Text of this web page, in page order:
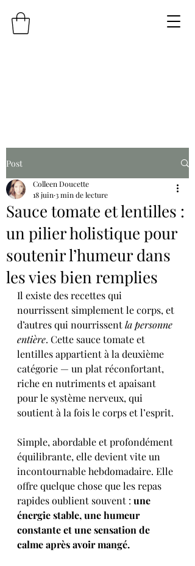
Post
Sauce tomate et lentilles :
un pilier holistique pour
soutenir l’humeur dans
les vies bien remplies
Colleen Doucette
18 juin 3 min de lecture
Il existe des recettes qui
nourrissent simplement le corps, et
d’autres qui nourrissent la personne
entière. Cette sauce tomate et
lentilles appartient à la deuxième
catégorie — un plat réconfortant,
riche en nutriments et apaisant
pour le système nerveux, qui
soutient à la fois le corps et l’esprit.
Simple, abordable et profondément
équilibrante, elle devient vite un
incontournable hebdomadaire. Elle
offre quelque chose que les repas
rapides oublient souvent : une
énergie stable, une humeur
constante et une sensation de
calme après avoir mangé.